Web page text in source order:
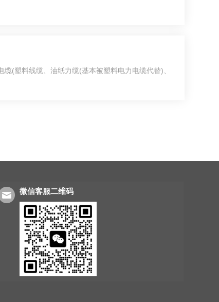
(塑料线缆、油纸力缆(基本被塑料电力电缆代替)、
微信客服二维码